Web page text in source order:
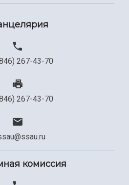
267-43-70
267-43-70
комиссия